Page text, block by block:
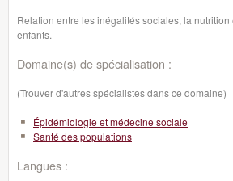
Relation entre les inégalités sociales, la
enfants.
Domaine(s) de spécialisation :
(Trouver d'autres spécialistes dans ce domaine)
Épidémiologie et médecine sociale
Santé des populations
Langues :